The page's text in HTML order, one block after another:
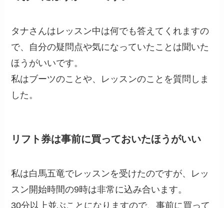
タナさんはレッスン中は何でも答えてくれますの
で、自分の疑問点や気になっていたことは聞いた
ほうがいいです。
私はブーツのことや、レッスンのことを質問しま
した。
リフト券は事前に買っておいたほうがいい
私は白馬五竜でレッスンを受けたのですが、レッ
スン開始時間の9時は非常に込み合います。
30分以上並ぶことになりますので、事前に買って